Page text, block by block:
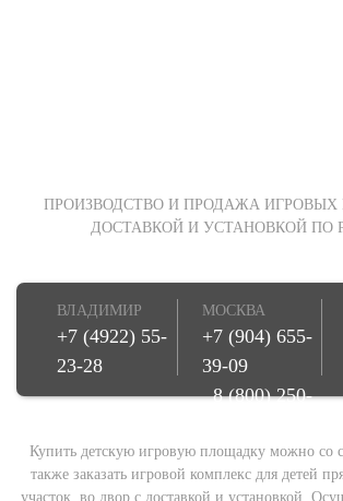
ПРОИЗВОДСТВО И ПРОДАЖА
ДОСТАВКОЙ И УСТАНОВКОЙ ПО
ВЛАДИМИР
+7 (4922) 55-
23-28
МОСКВА
+7 (904) 655-
39-09
8 (800) 250-
Купить детскую игровую площадку можно со
также заказать игровой комплекс для детей
участок, во двор с доставкой и установкой.